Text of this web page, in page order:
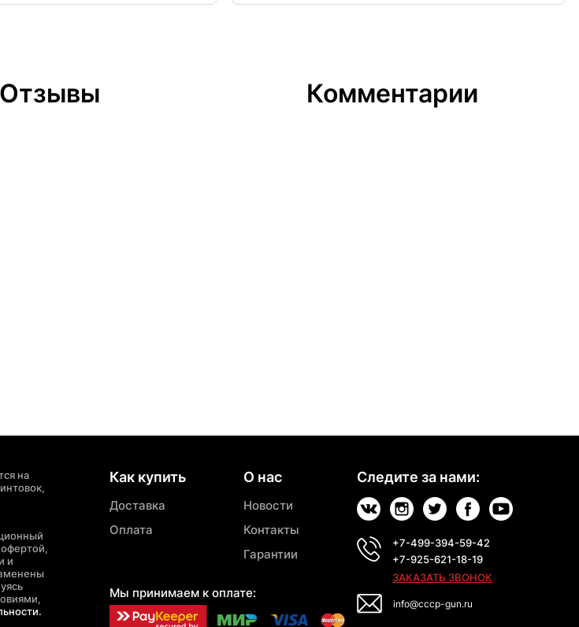
Отзывы Комментарии
на
и
Как купить
Доставка
Оплата
Мы принимаем к оплате:
О нас
Новости
Контакты
Гарантии
Следите за нами:
+7-499-394-59-42
+7-925-621-18-19
ЗАКАЗАТЬ ЗВОНОК
info@cccp-gun.ru